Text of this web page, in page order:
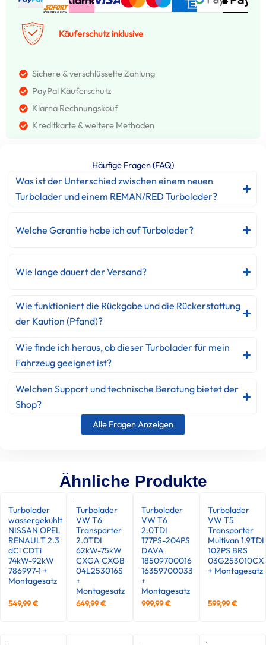
Käuferschutz inklusive
Sichere & verschlüsselte Zahlung
PayPal Käuferschutz
Klarna Rechnungskouf
Kreditkarte & weitere Methoden
Häufige Fragen (FAQ)
Was ist der Unterschied zwischen einem neuen
Turbolader und einem REMAN/RED Turbolader?
Welche Garantie habe ich auf Turbolader?
Wie lange dauert der Versand?
Wie funktioniert die Rückgabe und die Rückerstattung
der Kaution (Pfand)?
Wie finde ich heraus, ob dieser Turbolader für mein
Fahrzeug geeignet ist?
Welchen Support und technische Beratung bietet der
Shop?
Alle Fragen Anzeigen
Ähnliche Produkte
Turbolader
wassergekühlt
NISSAN OPEL
RENAULT 2.3
dCi CDTi
74kW-92kW
786997-1 +
Montagesatz
549,99€
Turbolader
VW T6
Transporter
2.0TDI
62kW-75kW
CXGA CXGB
04L253016S
+
Montagesatz
649,99€
Turbolader
VW T6
2.0TDI
177PS-204PS
DAVA
18509700016
16359700033
+
Montagesatz
999,99€
Turbolader
VW T5
Transporter
Multivan 1.9TDI
102PS BRS
03G253010CX
+ Montagesatz
599,99€